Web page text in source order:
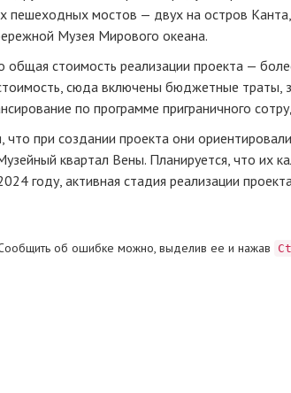
пешеходных мостов — двух на остров
Музея Мирового океана.
общая стоимость реализации проекта —
сюда включены бюджетные траты,
по программе приграничного
что при создании проекта они
квартал Вены. Планируется, что их
году, активная стадия реализации
об ошибке можно, выделив ее и нажав